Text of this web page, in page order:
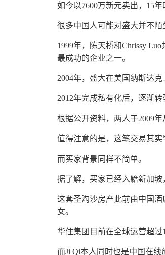
如今以7600万新元卖出，15
很多中国人可能对盛大并不陌
1999年，陈天桥和Chrissy Luo
最成功的企业之一。
2004年，盛大在美国纳斯达克
2012年完成私有化后，逐渐
根据公开资料，两人于2009
值得注意的是，这笔交易其实
而买家背景同样不简单。
据了解，买家已经入籍新加坡
这套圣淘沙房产此前由中国酒
女。
华住集团目前在全球运营超过
而Ji Qi本人同时也是中国在线